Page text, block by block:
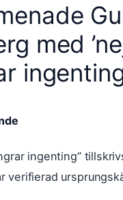
med
ingenting”
verifierad